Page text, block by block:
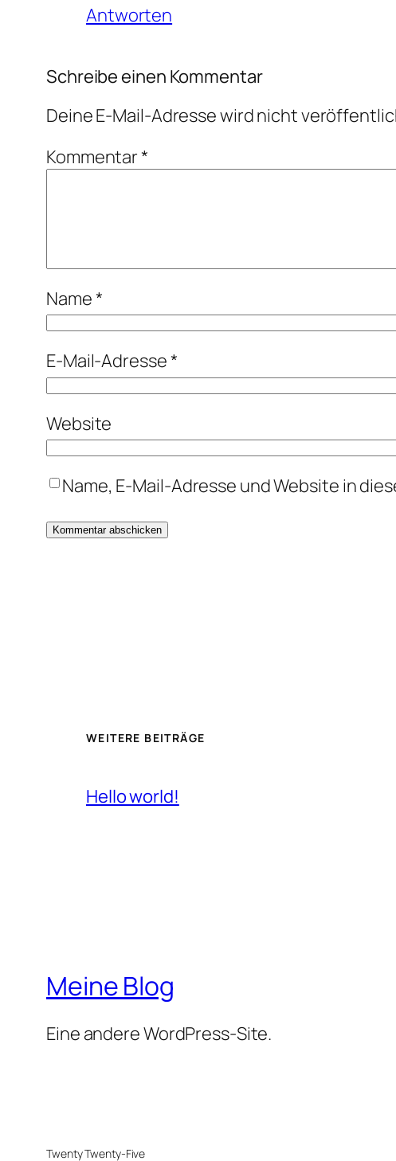
Antworten
Schreibe einen Kommentar
Deine E-Mail-Adresse wird nicht
Kommentar*
Name*
E-Mail-Adresse*
Website
Name, E-Mail-Adresse und Website in
WEITERE BEITRÄGE
Hello world!
Meine Blog
Eine andere WordPress-Site.
Twenty Twenty-Five